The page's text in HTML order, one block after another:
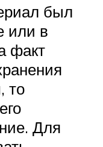
был
или в
факт
то
Для